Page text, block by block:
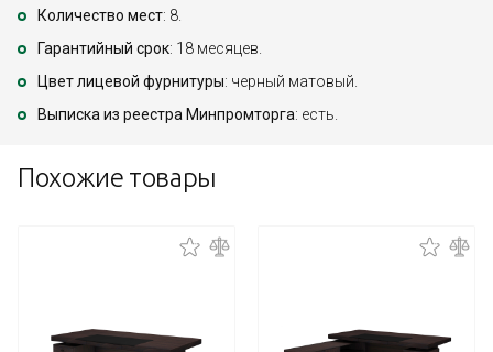
Количество мест: 8.
Гарантийный срок: 18 месяцев.
Цвет лицевой фурнитуры: черный матовый.
Выписка из реестра Минпромторга: есть.
Похожие товары